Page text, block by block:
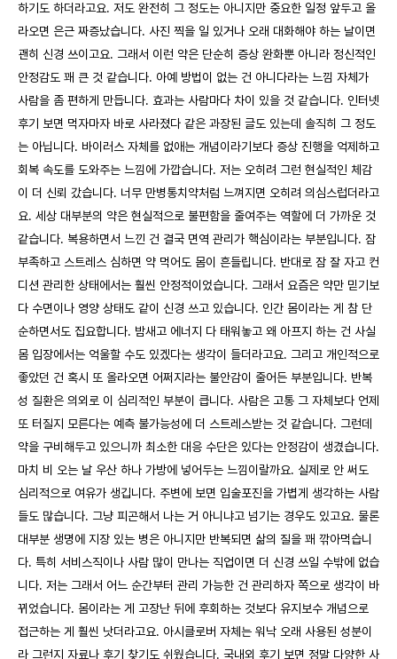
하기도 하더라고요. 저도 완전히 그 정도는 아니지만 중요한 일정 앞두고 올
라오면 은근 짜증났습니다. 사진 찍을 일 있거나 오래 대화해야 하는 날이면
괜히 신경 쓰이고요. 그래서 이런 약은 단순히 증상 완화뿐 아니라 정신적인
안정감도 꽤 큰 것 같습니다. 아예 방법이 없는 건 아니다라는 느낌 자체가
사람을 좀 편하게 만듭니다. 효과는 사람마다 차이 있을 것 같습니다. 인터넷
후기 보면 먹자마자 바로 사라졌다 같은 과장된 글도 있는데 솔직히 그 정도
는 아닙니다. 바이러스 자체를 없애는 개념이라기보다 증상 진행을 억제하고
회복 속도를 도와주는 느낌에 가깝습니다. 저는 오히려 그런 현실적인 체감
이 더 신뢰 갔습니다. 너무 만병통치약처럼 느껴지면 오히려 의심스럽더라고
요. 세상 대부분의 약은 현실적으로 불편함을 줄여주는 역할에 더 가까운 것
같습니다. 복용하면서 느낀 건 결국 면역 관리가 핵심이라는 부분입니다. 잠
부족하고 스트레스 심하면 약 먹어도 몸이 흔들립니다. 반대로 잠 잘 자고 컨
디션 관리한 상태에서는 훨씬 안정적이었습니다. 그래서 요즘은 약만 믿기보
다 수면이나 영양 상태도 같이 신경 쓰고 있습니다. 인간 몸이라는 게 참 단
순하면서도 집요합니다. 밤새고 에너지 다 태워놓고 왜 아프지 하는 건 사실
몸 입장에서는 억울할 수도 있겠다는 생각이 들더라고요. 그리고 개인적으로
좋았던 건 혹시 또 올라오면 어쩌지라는 불안감이 줄어든 부분입니다. 반복
성 질환은 의외로 이 심리적인 부분이 큽니다. 사람은 고통 그 자체보다 언제
또 터질지 모른다는 예측 불가능성에 더 스트레스받는 것 같습니다. 그런데
약을 구비해두고 있으니까 최소한 대응 수단은 있다는 안정감이 생겼습니다.
마치 비 오는 날 우산 하나 가방에 넣어두는 느낌이랄까요. 실제로 안 써도
심리적으로 여유가 생깁니다. 주변에 보면 입술포진을 가볍게 생각하는 사람
들도 많습니다. 그냥 피곤해서 나는 거 아니냐고 넘기는 경우도 있고요. 물론
대부분 생명에 지장 있는 병은 아니지만 반복되면 삶의 질을 꽤 깎아먹습니
다. 특히 서비스직이나 사람 많이 만나는 직업이면 더 신경 쓰일 수밖에 없습
니다. 저는 그래서 어느 순간부터 관리 가능한 건 관리하자 쪽으로 생각이 바
뀌었습니다. 몸이라는 게 고장난 뒤에 후회하는 것보다 유지보수 개념으로
접근하는 게 훨씬 낫더라고요. 아시클로버 자체는 워낙 오래 사용된 성분이
라 그런지 자료나 후기 찾기도 쉬웠습니다. 국내외 후기 보면 정말 다양한 사